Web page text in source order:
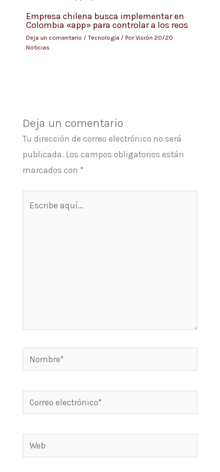
Empresa chilena busca implementar en
Colombia «app» para controlar a los reos
Deja un comentario / Tecnología / PorVisión 20/20
Noticias
Deja un comentario
Tu dirección de correo electrónico no será
publicada. Los campos obligatorios están
marcados con *
Nombre*
Correo
electrónico*
Web